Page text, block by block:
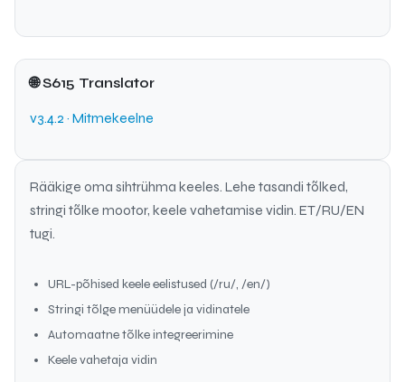
🌐 S615 Translator
v3.4.2 · Mitmekeelne
Rääkige oma sihtrühma keeles. Lehe tasandi tõlked,
stringi tõlke mootor, keele vahetamise vidin. ET/RU/EN
tugi.
URL-põhised keele eelistused (/ru/, /en/)
Stringi tõlge menüüdele ja vidinatele
Automaatne tõlke integreerimine
Keele vahetaja vidin